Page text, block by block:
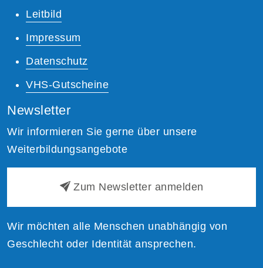
Leitbild
Impressum
Datenschutz
VHS-Gutscheine
Newsletter
Wir informieren Sie gerne über unsere
Weiterbildungsangebote
Zum Newsletter anmelden
Wir möchten alle Menschen unabhängig von
Geschlecht oder Identität ansprechen.